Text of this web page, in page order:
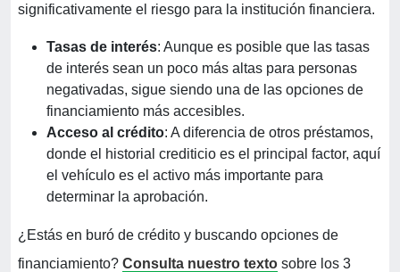
significativamente el riesgo para la institución financiera.
Tasas de interés: Aunque es posible que las tasas
de interés sean un poco más altas para personas
negativadas, sigue siendo una de las opciones de
financiamiento más accesibles.
Acceso al crédito: A diferencia de otros préstamos,
donde el historial crediticio es el principal factor, aquí
el vehículo es el activo más importante para
determinar la aprobación.
¿Estás en buró de crédito y buscando opciones de
financiamiento? Consulta nuestro texto sobre los 3